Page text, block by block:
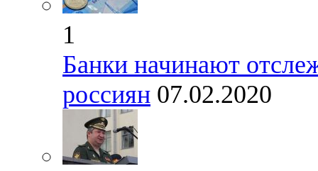
1
Банки начинают
россиян 07.02.2020